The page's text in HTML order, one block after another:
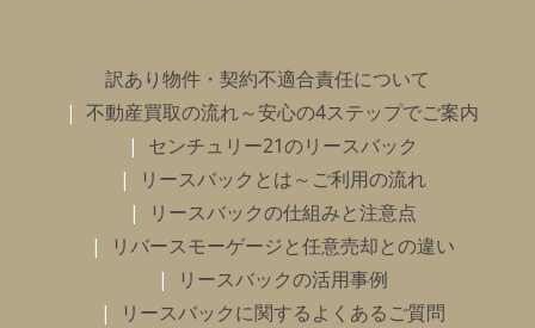
訳あり物件・契約不適合責任について
不動産買取の流れ～安心の4ステップでご案内
センチュリー21のリースバック
リースバックとは～ご利用の流れ
リースバックの仕組みと注意点
リバースモーゲージと任意売却との違い
リースバックの活用事例
リースバックに関するよくあるご質問